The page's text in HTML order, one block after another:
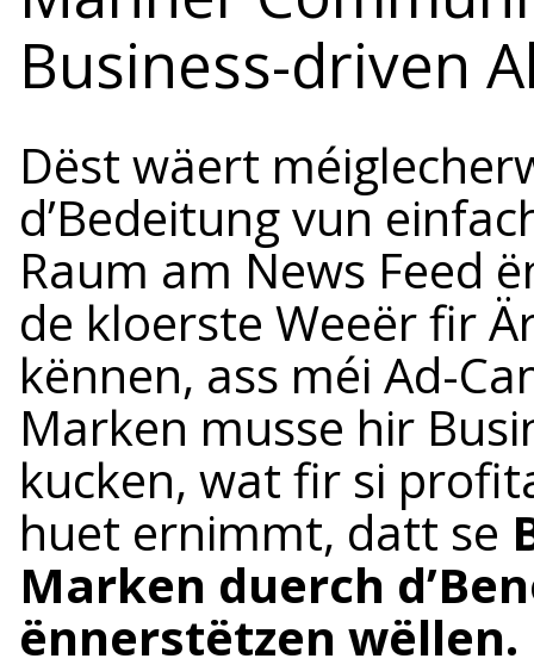
Business-driven
Dëst wäert
d’Bedeitung vun
Raum am News Feed
de kloerste Weeër fir
kënnen, ass méi Ad-
Marken musse hir
kucken, wat fir si
huet ernimmt, datt se
Marken duerch
ënnerstëtzen wëllen.